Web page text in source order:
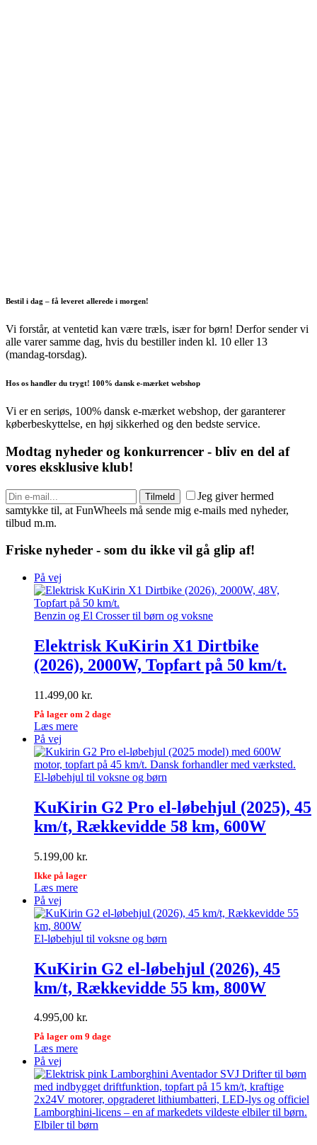
Bestil i dag – få leveret allerede i morgen!
Vi forstår, at ventetid kan være træls, især for børn! Derfor sender vi
alle varer samme dag, hvis du bestiller inden kl. 10 eller 13
(mandag-torsdag).
Hos os handler du trygt! 100% dansk e-mærket webshop
Vi er en seriøs, 100% dansk e-mærket webshop, der garanterer
køberbeskyttelse, en høj sikkerhed og den bedste service.
Modtag nyheder og konkurrencer - bliv en del af
vores eksklusive klub!
Tilmeld
Jeg giver hermed
samtykke til, at FunWheels må sende mig e-mails med nyheder,
tilbud m.m.
Friske nyheder - som du ikke vil gå glip af!
På vej
Benzin og El Crosser til børn og voksne
Elektrisk KuKirin X1 Dirtbike
(2026), 2000W, Topfart på 50 km/t.
11.499,00 kr.
På lager om 2 dage
Læs mere
På vej
El-løbehjul til voksne og børn
KuKirin G2 Pro el-løbehjul (2025), 45
km/t, Rækkevidde 58 km, 600W
5.199,00 kr.
Ikke på lager
Læs mere
På vej
El-løbehjul til voksne og børn
KuKirin G2 el-løbehjul (2026), 45
km/t, Rækkevidde 55 km, 800W
4.995,00 kr.
På lager om 9 dage
Læs mere
På vej
Elbiler til børn